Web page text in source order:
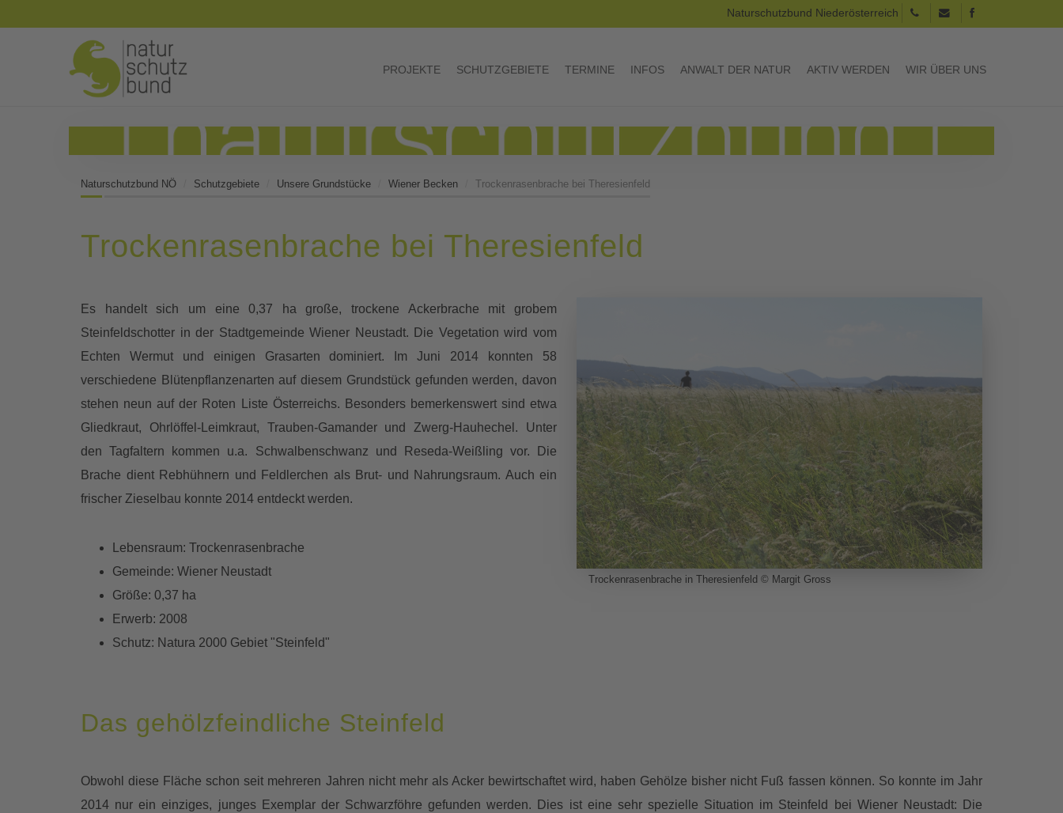
Naturschutzbund Niederösterreich
PROJEKTE SCHUTZGEBIETE TERMINE INFOS ANWALT DER NATUR AKTIV WERDEN WIR ÜBER UNS
Naturschutzbund NÖ Schutzgebiete Unsere Grundstücke Wiener Becken Trockenrasenbrache bei Theresienfeld
Trockenrasenbrache bei Theresienfeld
Trockenrasenbrache in Theresienfeld © Margit Gross
Es handelt sich um eine 0,37 ha große, trockene Ackerbrache mit grobem
Steinfeldschotter in der Stadtgemeinde Wiener Neustadt. Die Vegetation wird vom
Echten Wermut und einigen Grasarten dominiert. Im Juni 2014 konnten 58
verschiedene Blütenpflanzenarten auf diesem Grundstück gefunden werden, davon
stehen neun auf der Roten Liste Österreichs. Besonders bemerkenswert sind etwa
Gliedkraut, Ohrlöffel-Leimkraut, Trauben-Gamander und Zwerg-Hauhechel. Unter
den Tagfaltern kommen u.a. Schwalbenschwanz und Reseda-Weißling vor. Die
Brache dient Rebhühnern und Feldlerchen als Brut- und Nahrungsraum. Auch ein
frischer Zieselbau konnte 2014 entdeckt werden.
Lebensraum: Trockenrasenbrache
Gemeinde: Wiener Neustadt
Größe: 0,37 ha
Erwerb: 2008
Schutz: Natura 2000 Gebiet "Steinfeld"
Das gehölzfeindliche Steinfeld
Obwohl diese Fläche schon seit mehreren Jahren nicht mehr als Acker bewirtschaftet wird, haben Gehölze bisher nicht Fuß fassen können. So konnte im Jahr
2014 nur ein einziges, junges Exemplar der Schwarzföhre gefunden werden. Dies ist eine sehr spezielle Situation im Steinfeld bei Wiener Neustadt: Die